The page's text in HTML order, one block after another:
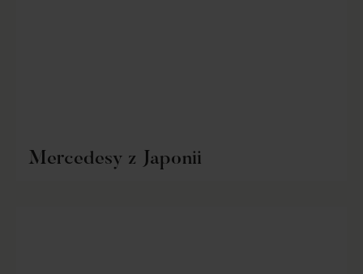
Mercedesy z Japonii